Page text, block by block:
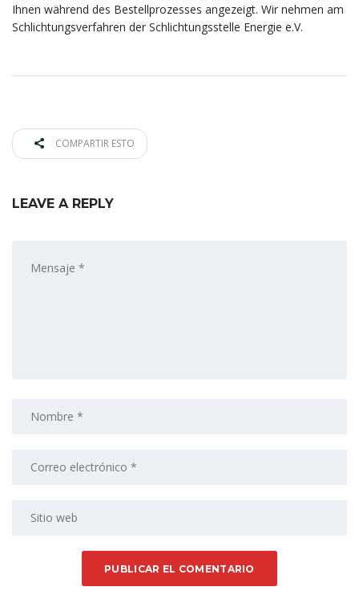
Ihnen während des Bestellprozesses angezeigt. Wir nehmen am
Schlichtungsverfahren der Schlichtungsstelle Energie e.V.
COMPARTIR ESTO
LEAVE A REPLY